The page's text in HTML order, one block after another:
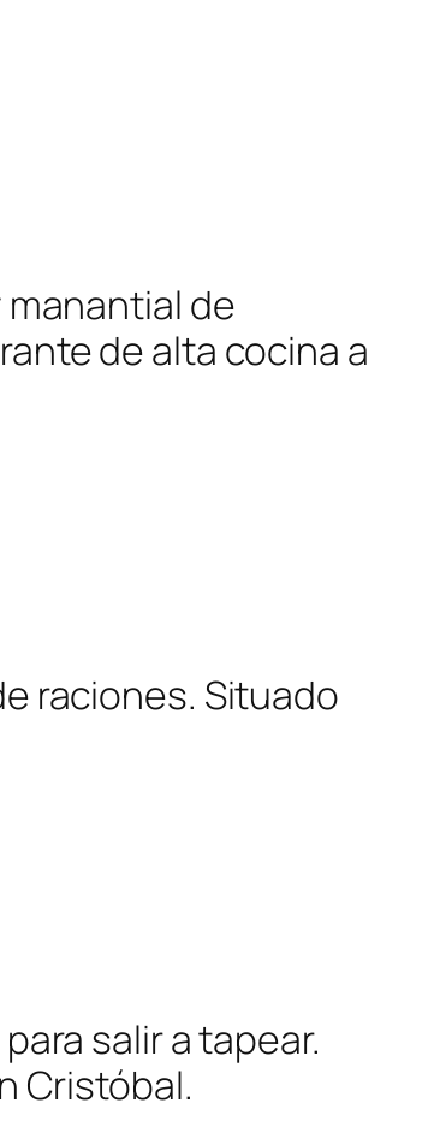
manantial de
de alta cocina a
raciones. Situado
salir a tapear.
Cristóbal.